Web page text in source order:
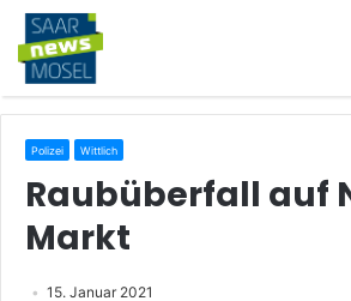
Polizei Wittlich
Raubüberfall auf
Markt
15. Januar 2021